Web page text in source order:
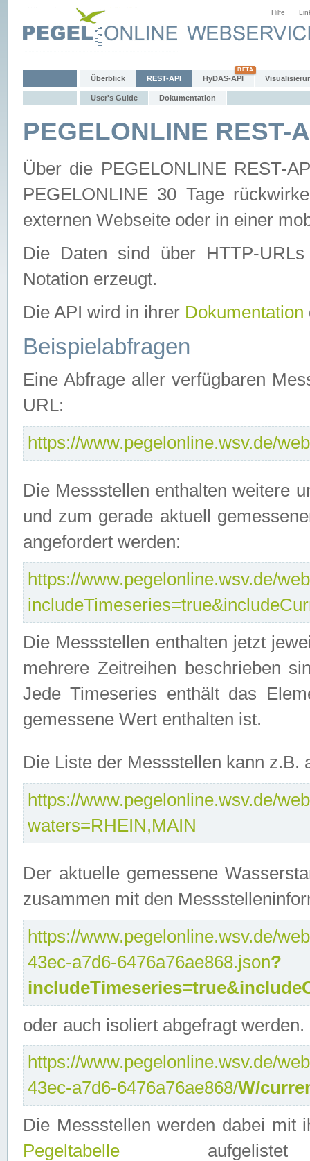
Hilfe
Überblick REST-API HyDAS-API
User's Guide Dokumentation
PEGELONLINE REST-
Über die PEGELONLINE REST-
PEGELONLINE 30 Tage
externen Webseite oder in einer
Die Daten sind über HTTP-
Notation erzeugt.
Die API wird in ihrer Dokumentation
Beispielabfragen
Eine Abfrage aller verfügbaren
URL:
https://www.pegelonline.wsv.de/
Die Messstellen enthalten weitere
und zum gerade aktuell
angefordert werden:
https://www.pegelonline.wsv.de/
Die Messstellen enthalten jetzt
mehrere Zeitreihen beschrieben
Jede Timeseries enthält das
gemessene Wert enthalten ist.
Die Liste der Messstellen kann
https://www.pegelonline.wsv.de/
waters=RHEIN,MAIN
Der aktuelle gemessene
zusammen mit den
https://www.pegelonline.wsv.de/
43ec-a7d6-6476a76ae868.json?
oder auch isoliert abgefragt werden.
https://www.pegelonline.wsv.de/
43ec-a7d6-6476a76ae868/W/
Die Messstellen werden dabei mit
Pegeltabelle